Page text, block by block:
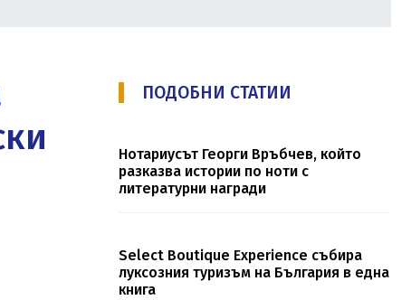
ПОДОБНИ СТАТИИ
Нотариусът Георги Връбчев, който
разказва истории по ноти с
литературни награди
Select Boutique Experience събира
луксозния туризъм на България в една
книга